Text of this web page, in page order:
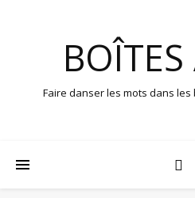
BOÎTES
Faire danser les mots dans